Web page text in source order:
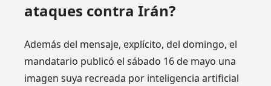
ataques contra Irán?
Además del mensaje, explícito, del domingo, el
mandatario publicó el sábado 16 de mayo una
imagen suya recreada por inteligencia artificial